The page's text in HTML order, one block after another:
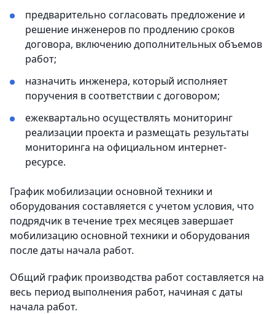
предварительно согласовать предложение и
решение инженеров по продлению сроков
договора, включению дополнительных объемов
работ;
назначить инженера, который исполняет
поручения в соответствии с договором;
ежеквартально осуществлять мониторинг
реализации проекта и размещать результаты
мониторинга на официальном интернет-
ресурсе.
График мобилизации основной техники и
оборудования составляется с учетом условия, что
подрядчик в течение трех месяцев завершает
мобилизацию основной техники и оборудования
после даты начала работ.
Общий график производства работ составляется на
весь период выполнения работ, начиная с даты
начала работ.